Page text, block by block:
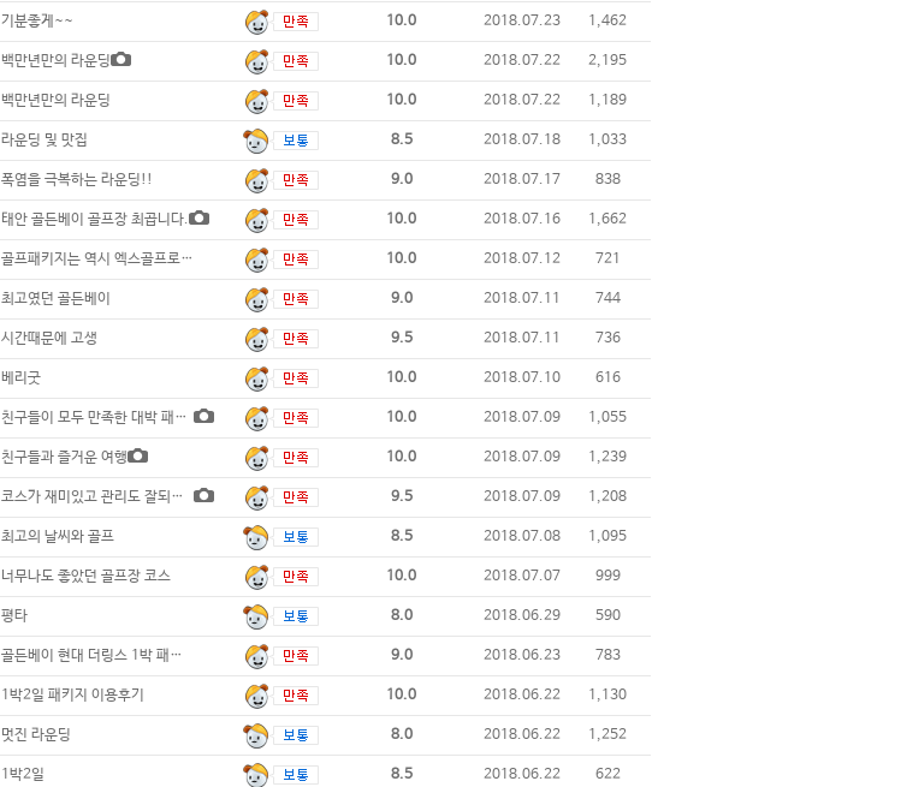
기분좋게~~ 10.0 2018.07.23 1,462
백만년만의 라운딩 10.0 2018.07.22 2,195
백만년만의 라운딩 10.0 2018.07.22 1,189
라운딩 및 맛집 8.5 2018.07.18 1,033
폭염을 극복하는 라운딩!! 9.0 2018.07.17 838
태안 골든베이 골프장 최곱니다. 10.0 2018.07.16 1,662
골프패키지는 역시 엑스골프로.... 10.0 2018.07.12 721
최고였던 골든베이 9.0 2018.07.11 744
시간때문에 고생 9.5 2018.07.11 736
베리굿 10.0 2018.07.10 616
친구들이 모두 만족한 대박 패키지 10.0 2018.07.09 1,055
친구들과 즐거운 여행 10.0 2018.07.09 1,239
코스가 재미있고 관리도 잘되어 있네요. 9.5 2018.07.09 1,208
최고의 날씨와 골프 8.5 2018.07.08 1,095
너무나도 좋았던 골프장 코스 10.0 2018.07.07 999
평타 8.0 2018.06.29 590
골든베이 현대 더링스 1박 패키지 9.0 2018.06.23 783
1박2일 패키지 이용후기 10.0 2018.06.22 1,130
멋진 라운딩 8.0 2018.06.22 1,252
1박2일 8.5 2018.06.22 622